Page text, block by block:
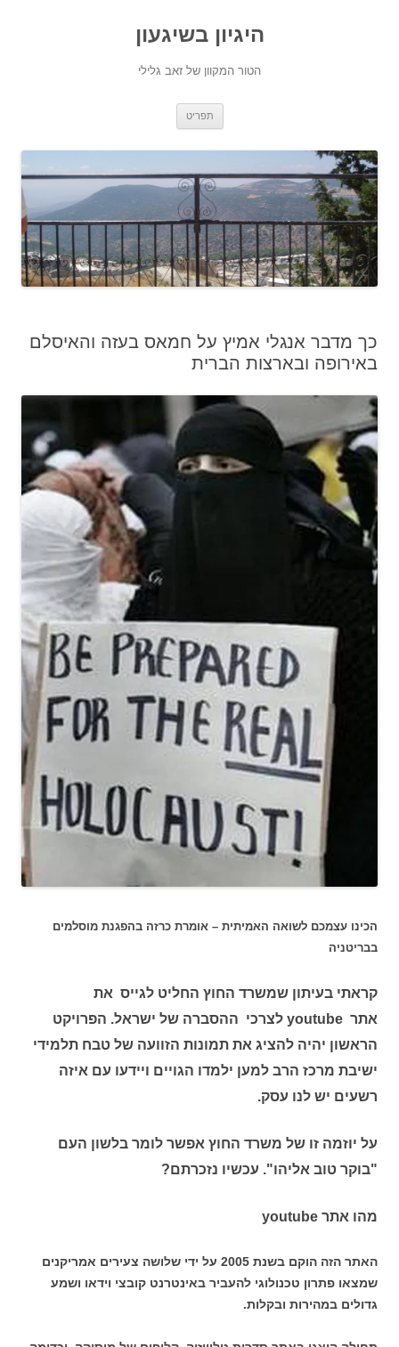
היגיון בשיגעון
הטור המקוון של זאב גלילי
תפריט
כך מדבר אנגלי אמיץ על חמאס בעזה והאיסלם
באירופה ובארצות הברית
הכינו עצמכם לשואה האמיתית – אומרת כרזה בהפגנת מוסלמים
בבריטניה
קראתי בעיתון שמשרד החוץ החליט לגייס את
אתר youtube לצרכי ההסברה של ישראל. הפרויקט
הראשון יהיה להציג את תמונות הזוועה של טבח תלמידי
ישיבת מרכז הרב למען ילמדו הגויים ויידעו עם איזה
רשעים יש לנו עסק.
על יוזמה זו של משרד החוץ אפשר לומר בלשון העם
"בוקר טוב אליהו". עכשיו נזכרתם?
מהו אתר youtube
האתר הזה הוקם בשנת 2005 על ידי שלושה צעירים אמריקנים
שמצאו פתרון טכנולוגי להעביר באינטרנט קובצי וידאו ושמע
גדולים במהירות ובקלות.